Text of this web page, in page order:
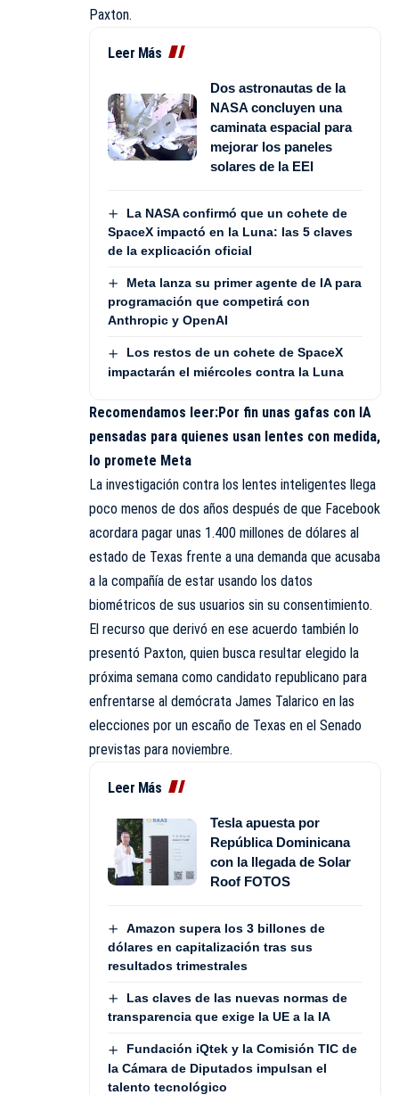
Paxton.
Leer Más
Dos astronautas de la
NASA concluyen una
caminata espacial para
mejorar los paneles
solares de la EEI
La NASA confirmó que un cohete de
SpaceX impactó en la Luna: las 5 claves
de la explicación oficial
Meta lanza su primer agente de IA para
programación que competirá con
Anthropic y OpenAI
Los restos de un cohete de SpaceX
impactarán el miércoles contra la Luna
Recomendamos leer:Por fin unas gafas con IA
pensadas para quienes usan lentes con medida,
lo promete Meta
La investigación contra los lentes inteligentes llega
poco menos de dos años después de que Facebook
acordara pagar unas 1.400 millones de dólares al
estado de Texas frente a una demanda que acusaba
a la compañía de estar usando los datos
biométricos de sus usuarios sin su consentimiento.
El recurso que derivó en ese acuerdo también lo
presentó Paxton, quien busca resultar elegido la
próxima semana como candidato republicano para
enfrentarse al demócrata James Talarico en las
elecciones por un escaño de Texas en el Senado
previstas para noviembre.
Leer Más
Tesla apuesta por
República Dominicana
con la llegada de Solar
Roof FOTOS
Amazon supera los 3 billones de
dólares en capitalización tras sus
resultados trimestrales
Las claves de las nuevas normas de
transparencia que exige la UE a la IA
Fundación iQtek y la Comisión TIC de
la Cámara de Diputados impulsan el
talento tecnológico